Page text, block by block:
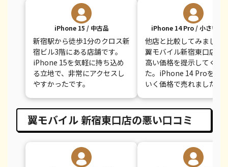
iPhone 15 / 中古品
新宿駅から徒歩1分のクロス新
宿ビル3階にある店舗です。
iPhone 15を気軽に持ち込め
る立地で、非常にアクセスし
やすかったです。
iPhone 14 Pro / 小さい傷
他店と比較してみました
翼モバイル新宿東口店が
高い価格を提示してくれ
た。iPhone 14 Proを満
いく価格で売れました。
翼モバイル 新宿東口店の悪い口コミ